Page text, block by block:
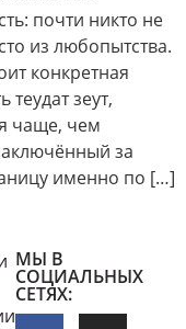
почти никто не
из любопытства.
конкретная
зеут,
чаще, чем
за
именно по […]
МЫ В
СОЦИАЛЬНЫХ
СЕТЯХ: